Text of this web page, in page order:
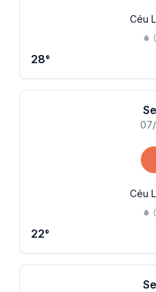
Céu
28°
Céu
22°